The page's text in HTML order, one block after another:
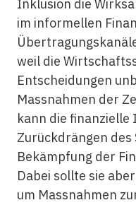
Inklusion die
im informellen
weil die
Entscheidungen
Massnahmen der
kann die finanzielle
Zurückdrängen
Bekämpfung der
Dabei sollte sie
um Massnahmen